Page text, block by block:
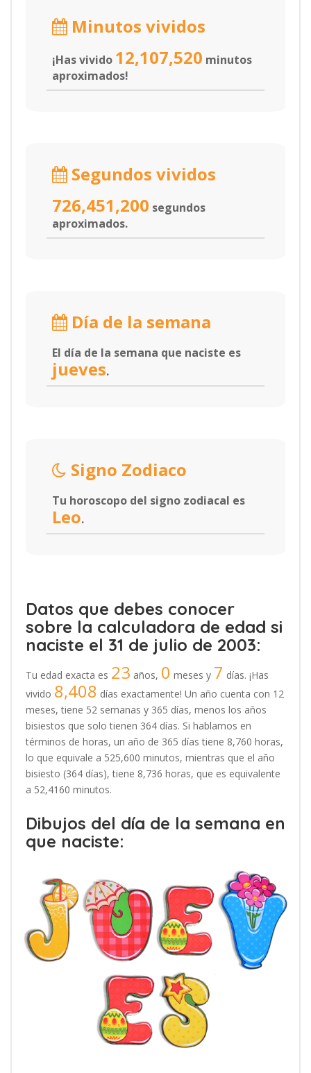
Minutos vividos
¡Has vivido 12,107,520 minutos
aproximados!
Segundos vividos
726,451,200 segundos
aproximados.
Día de la semana
El día de la semana que naciste es
jueves.
Signo Zodiaco
Tu horoscopo del signo zodiacal es
Leo.
Datos que debes conocer
sobre la calculadora de edad si
naciste el 31 de julio de 2003:
Tu edad exacta es 23 años, 0 meses y 7 días. ¡Has
vivido 8,408 días exactamente! Un año cuenta con 12
meses, tiene 52 semanas y 365 días, menos los años
bisiestos que solo tienen 364 días. Si hablamos en
términos de horas, un año de 365 días tiene 8,760 horas,
lo que equivale a 525,600 minutos, mientras que el año
bisiesto (364 días), tiene 8,736 horas, que es equivalente
a 52,4160 minutos.
Dibujos del día de la semana en
que naciste: